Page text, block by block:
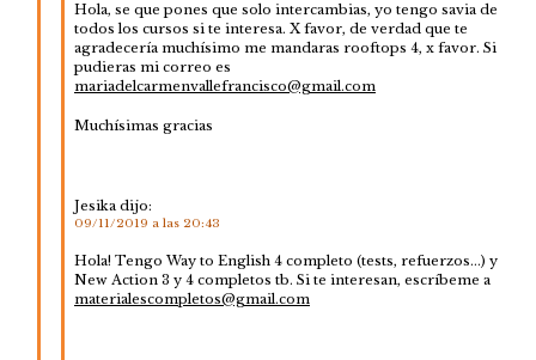
Hola, se que pones que solo intercambias, yo tengo savia de
todos los cursos si te interesa. X favor, de verdad que te
agradecería muchísimo me mandaras rooftops 4, x favor. Si
pudieras mi correo es
mariadelcarmenvallefrancisco@gmail.com
Muchísimas gracias
Jesika dijo:
09/11/2019 a las 20:43
Hola! Tengo Way to English 4 completo (tests, refuerzos…) y
New Action 3 y 4 completos tb. Si te interesan, escríbeme a
materialescompletos@gmail.com